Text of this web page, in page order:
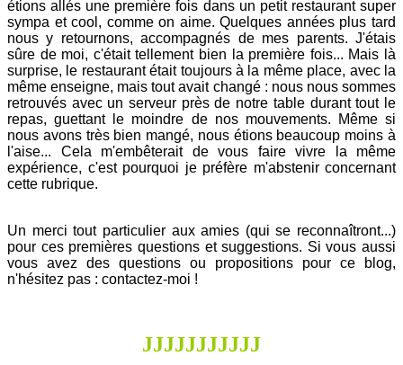
étions allés une première fois dans un petit restaurant super
sympa et cool, comme on aime. Quelques années plus tard
nous y retournons, accompagnés de mes parents. J'étais
sûre de moi, c'était tellement bien la première fois... Mais là
surprise, le restaurant était toujours à la même place, avec la
même enseigne, mais tout avait changé : nous nous sommes
retrouvés avec un serveur près de notre table durant tout le
repas, guettant le moindre de nos mouvements. Même si
nous avons très bien mangé, nous étions beaucoup moins à
l'aise... Cela m'embêterait de vous faire vivre la même
expérience, c'est pourquoi je préfère m'abstenir concernant
cette rubrique.
Un merci tout particulier aux amies (qui se reconnaîtront...)
pour ces premières questions et suggestions. Si vous aussi
vous avez des questions ou propositions pour ce blog,
n'hésitez pas : contactez-moi !
JJJJJJJJJJJ